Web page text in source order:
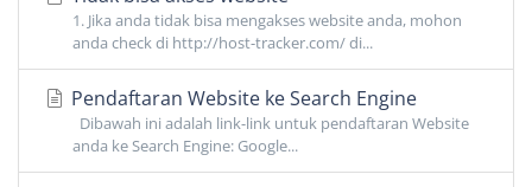
1. Jika anda tidak bisa mengakses website anda, mohon
anda check di http://host-tracker.com/ di...
Pendaftaran Website ke Search Engine
Dibawah ini adalah link-link untuk pendaftaran Website
anda ke Search Engine: Google...